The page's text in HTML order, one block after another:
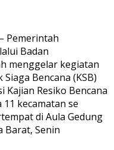
Pemerintah
Badan
menggelar kegiatan
Bencana (KSB)
Resiko Bencana
kecamatan se
di Aula Gedung
Barat, Senin